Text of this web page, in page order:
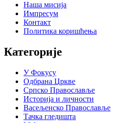
Наша мисија
Импресум
Контакт
Политика коришћења
Категорије
У Фокусу
Одбрана Цркве
Српско Православље
Историја и личности
Васељенско Православље
Тачка гледишта